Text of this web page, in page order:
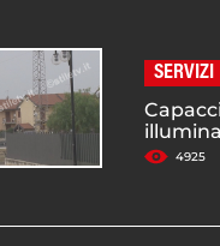
SERVIZI
4925